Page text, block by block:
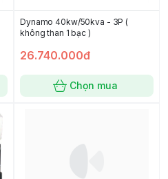
Dynamo 40kw/50kva - 3P (
không than 1 bạc )
26.740.000đ
Chọn mua